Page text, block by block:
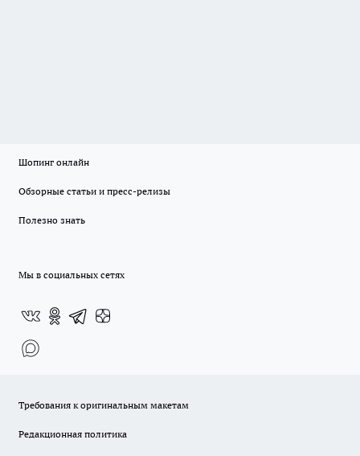
Шопинг онлайн
Обзорные статьи и пресс-релизы
Полезно знать
Мы в социальных сетях
Требования к оригинальным макетам
Редакционная политика